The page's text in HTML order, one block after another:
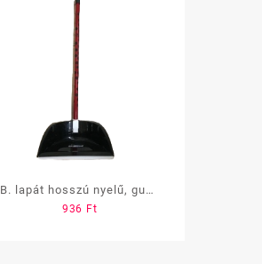
B. lapát hosszú nyelű, gumi
éllel (bocis)
936 Ft